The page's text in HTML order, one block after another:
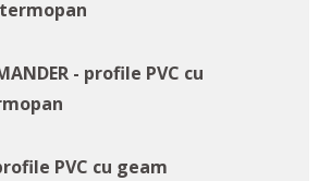
- profile PVC cu
PVC cu geam